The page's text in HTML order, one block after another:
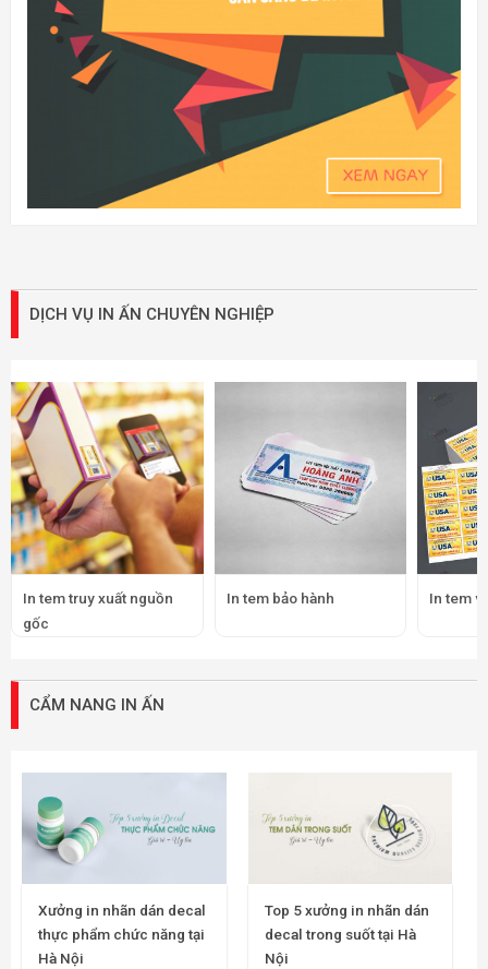
DỊCH VỤ IN ẤN CHUYÊN NGHIỆP
In tem truy xuất nguồn
gốc
In tem bảo hành In tem
CẨM NANG IN ẤN
Xưởng in nhãn dán decal
thực phẩm chức năng tại
Hà Nội
Top 5 xưởng in nhãn dán
decal trong suốt tại Hà
Nội